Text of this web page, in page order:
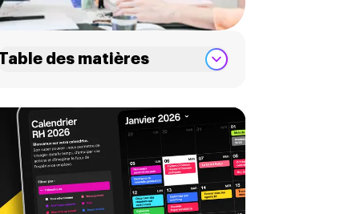
des matières